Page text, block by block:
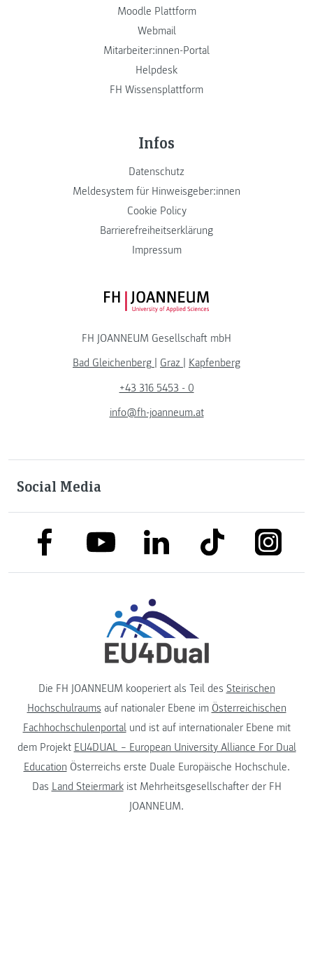
Moodle Plattform
Webmail
Mitarbeiter:innen-Portal
Helpdesk
FH Wissensplattform
Infos
Datenschutz
Meldesystem für Hinweisgeber:innen
Cookie Policy
Barrierefreiheitserklärung
Impressum
FH JOANNEUM Logo
FH JOANNEUM Gesellschaft mbH
Bad Gleichenberg
Graz
Kapfenberg
+43 316 5453 - 0
info@fh-joanneum.at
Social Media
link to facebooklink to youtubelink to linkedinlink to tiktok
Die FH JOANNEUM kooperiert als Teil des Steirischen
Hochschulraums auf nationaler Ebene im Österreichischen
Fachhochschulenportalund ist auf internationaler Ebene mit
dem Projekt EU4DUAL – European University Alliance For Dual
Education Österreichs erste Duale Europäische Hochschule.
Das Land Steiermarkist Mehrheitsgesellschafter der FH
JOANNEUM.